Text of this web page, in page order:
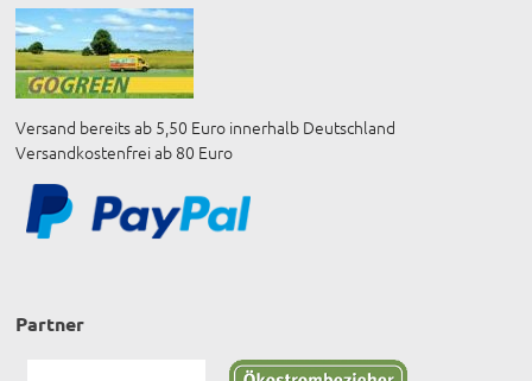
Versand bereits ab 5,50 Euro innerhalb Deutschland
Versandkostenfrei ab 80 Euro
Partner